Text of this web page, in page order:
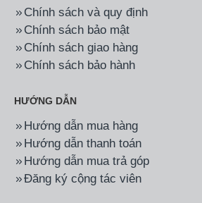
Hãng: Ariston Mã SP: PRO-R50V 2.5FE
Ariston PRO-R50V 2.5FE
4.300.000đ